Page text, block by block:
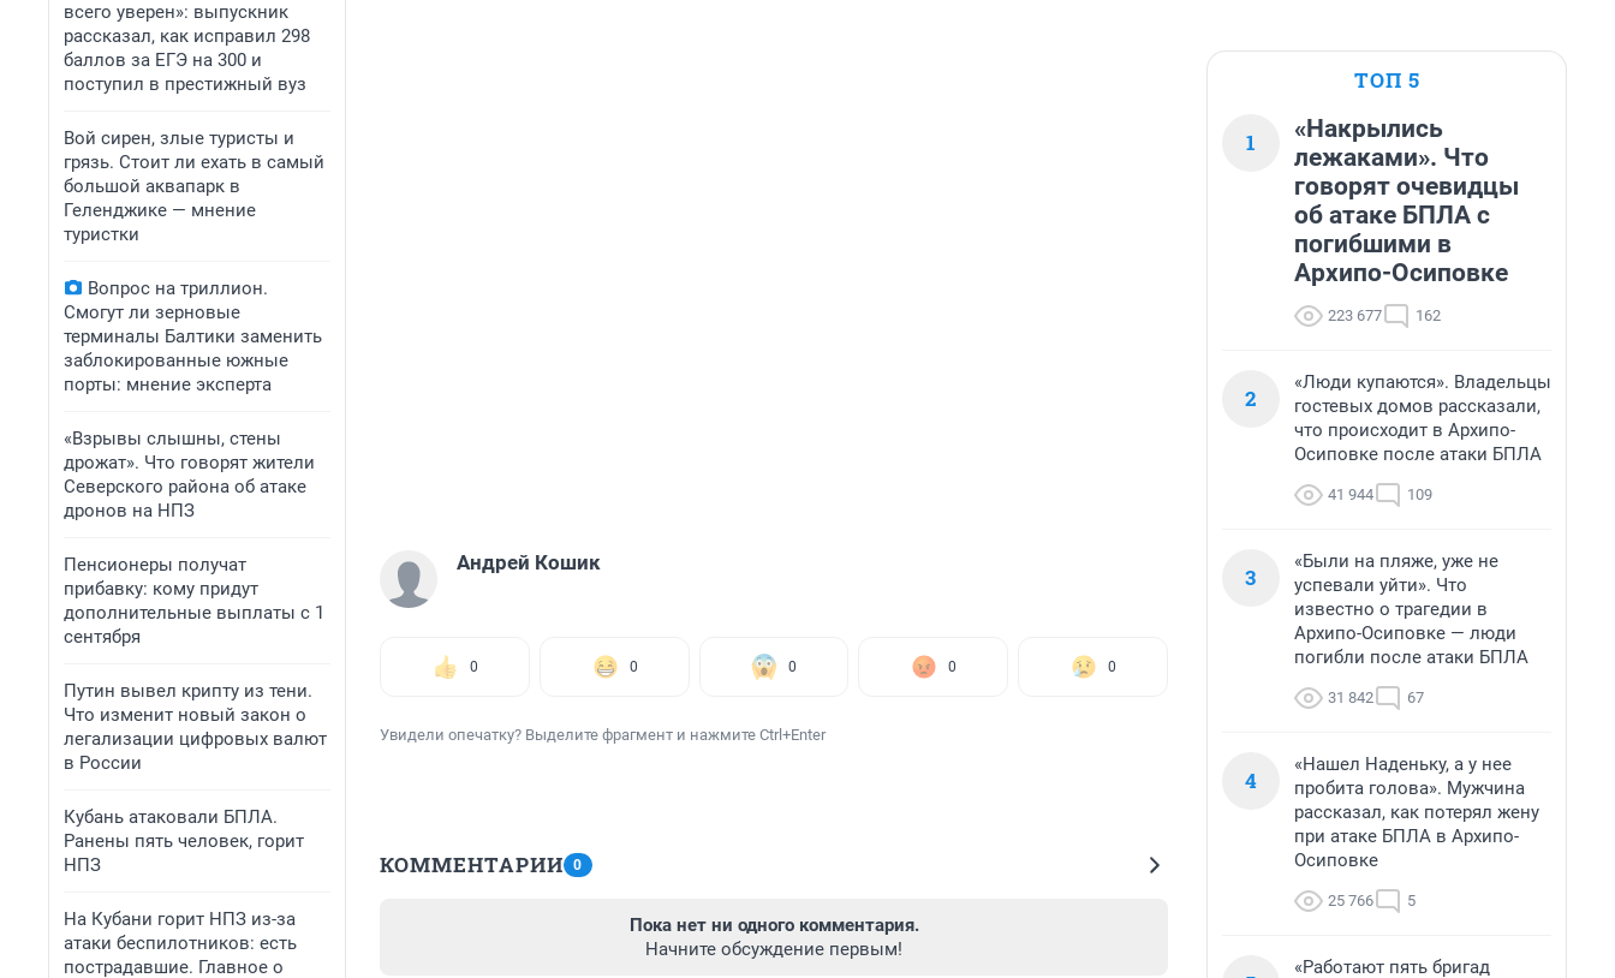
всего уверен»: выпускник
рассказал, как исправил 298
баллов за ЕГЭ на 300 и
поступил в престижный вуз
Вой сирен, злые туристы и
грязь. Стоит ли ехать в самый
большой аквапарк в
Геленджике — мнение
туристки
Вопрос на триллион.
Смогут ли зерновые
терминалы Балтики заменить
заблокированные южные
порты: мнение эксперта
«Взрывы слышны, стены
дрожат». Что говорят жители
Северского района об атаке
дронов на НПЗ
Пенсионеры получат
прибавку: кому придут
дополнительные выплаты с 1
сентября
Путин вывел крипту из тени.
Что изменит новый закон о
легализации цифровых валют
в России
Кубань атаковали БПЛА.
Ранены пять человек, горит
НПЗ
На Кубани горит НПЗ из-за
атаки беспилотников: есть
пострадавшие. Главное о
Андрей Кошик
0 0 0 0 0
Увидели опечатку? Выделите фрагмент и нажмите Ctrl+Enter
КОММЕНТАРИИ 0
Пока нет ни одного комментария.
Начните обсуждение первым!
ТОП 5
1
«Накрылись
лежаками». Что
говорят очевидцы
об атаке БПЛА с
погибшими в
Архипо-Осиповке
223 677 162
2
«Люди купаются». Владельцы
гостевых домов рассказали,
что происходит в Архипо-
Осиповке после атаки БПЛА
41 944 109
3
«Были на пляже, уже не
успевали уйти». Что
известно о трагедии в
Архипо-Осиповке — люди
погибли после атаки БПЛА
31 842 67
4
«Нашел Наденьку, а у нее
пробита голова». Мужчина
рассказал, как потерял жену
при атаке БПЛА в Архипо-
Осиповке
25 766 5
«Работают пять бригад